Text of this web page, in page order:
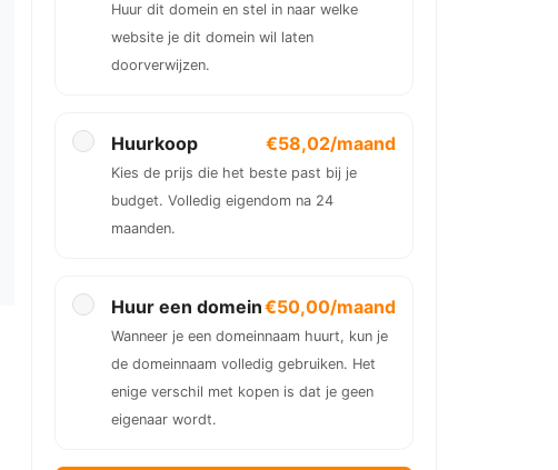
Huur dit domein en stel in naar welke
website je dit domein wil laten
doorverwijzen.
Huurkoop €58,02/maand
Kies de prijs die het beste past bij je
budget. Volledig eigendom na 24
maanden.
Huur een domein€50,00/maand
Wanneer je een domeinnaam huurt, kun je
de domeinnaam volledig gebruiken. Het
enige verschil met kopen is dat je geen
eigenaar wordt.